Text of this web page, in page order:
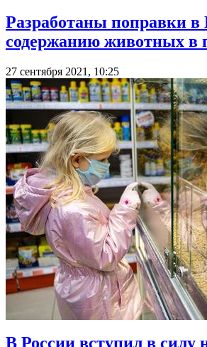
Разработаны поправки
содержанию животных в
27 сентября 2021, 10:25
В России вступил в